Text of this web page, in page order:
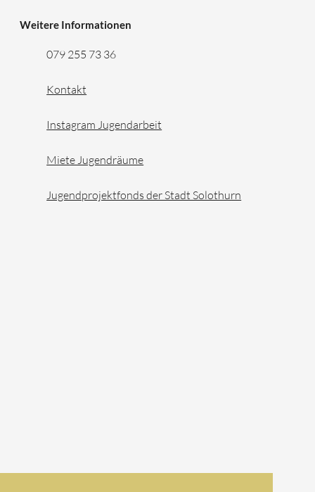
Weitere Informationen
079 255 73 36
Kontakt
Instagram Jugendarbeit
Miete Jugendräume
Jugendprojektfonds der Stadt Solothurn